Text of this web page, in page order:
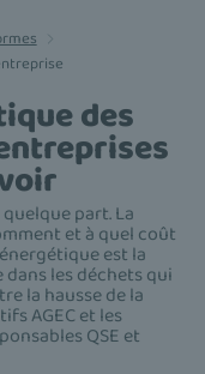
des
part. La
et à quel coût
est la
les déchets qui
la hausse de la
AGEC et les
QSE et